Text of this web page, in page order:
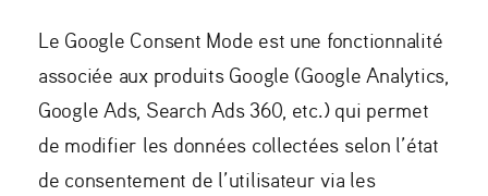
Le Google Consent Mode est une fonctionnalité
associée aux produits Google (Google Analytics,
Google Ads, Search Ads 360, etc.) qui permet
de modifier les données collectées selon l’état
de consentement de l’utilisateur via les